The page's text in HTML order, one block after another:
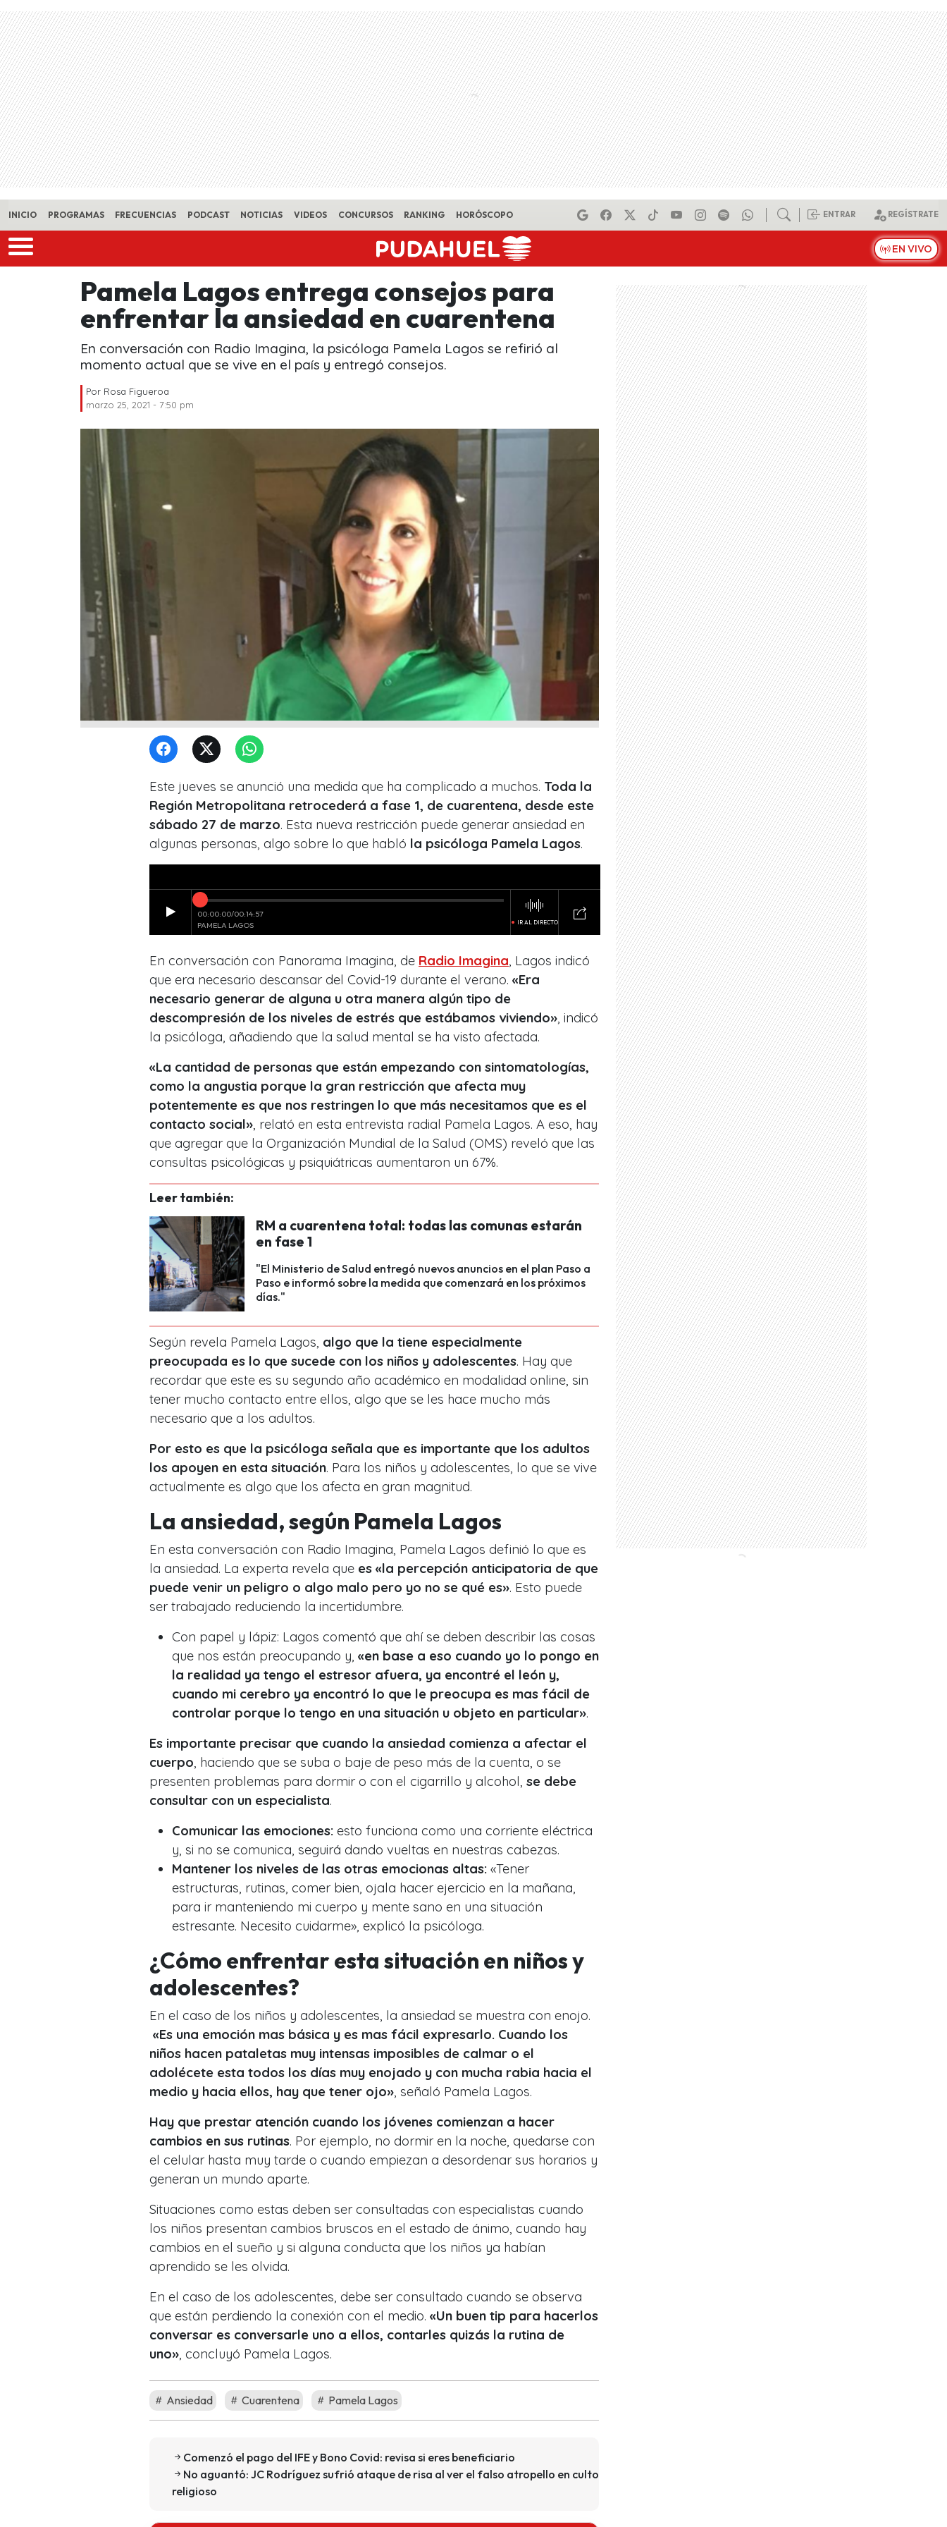
Skip to main content
INICIO PROGRAMAS FRECUENCIAS PODCAST NOTICIAS VIDEOS CONCURSOS RANKING HORÓSCOPO ENTRAR REGÍSTRATE
EN VIVO
Pamela Lagos entrega consejos para
enfrentar la ansiedad en cuarentena
En conversación con Radio Imagina, la psicóloga Pamela Lagos se refirió al
momento actual que se vive en el país y entregó consejos.
Por Rosa Figueroa
marzo 25, 2021 - 7:50 pm
Este jueves se anunció una medida que ha complicado a muchos. Toda la
Región Metropolitana retrocederá a fase 1, de cuarentena, desde este
sábado 27 de marzo. Esta nueva restricción puede generar ansiedad en
algunas personas, algo sobre lo que habló la psicóloga Pamela Lagos.
En conversación con Panorama Imagina, de Radio Imagina , Lagos indicó
que era necesario descansar del Covid-19 durante el verano. «Era
necesario generar de alguna u otra manera algún tipo de
descompresión de los niveles de estrés que estábamos viviendo» , indicó
la psicóloga, añadiendo que la salud mental se ha visto afectada.
«La cantidad de personas que están empezando con sintomatologías,
como la angustia porque la gran restricción que afecta muy
potentemente es que nos restringen lo que más necesitamos que es el
contacto social» , relató en esta entrevista radial Pamela Lagos. A eso, hay
que agregar que la Organización Mundial de la Salud (OMS) reveló que las
consultas psicológicas y psiquiátricas aumentaron un 67%.
Leer también:
RM a cuarentena total: todas las comunas estarán
en fase 1
"El Ministerio de Salud entregó nuevos anuncios en el plan Paso a
Paso e informó sobre la medida que comenzará en los próximos
días."
Según revela Pamela Lagos, algo que la tiene especialmente
preocupada es lo que sucede con los niños y adolescentes. Hay que
recordar que este es su segundo año académico en modalidad online, sin
tener mucho contacto entre ellos, algo que se les hace mucho más
necesario que a los adultos.
Por esto es que la psicóloga señala que es importante que los adultos
los apoyen en esta situación. Para los niños y adolescentes, lo que se vive
actualmente es algo que los afecta en gran magnitud.
La ansiedad, según Pamela Lagos
En esta conversación con Radio Imagina, Pamela Lagos definió lo que es
la ansiedad. La experta revela que es «la percepción anticipatoria de que
puede venir un peligro o algo malo pero yo no se qué es». Esto puede
ser trabajado reduciendo la incertidumbre.
Con papel y lápiz: Lagos comentó que ahí se deben describir las cosas
que nos están preocupando y, «en base a eso cuando yo lo pongo en
la realidad ya tengo el estresor afuera, ya encontré el león y,
cuando mi cerebro ya encontró lo que le preocupa es mas fácil de
controlar porque lo tengo en una situación u objeto en particular».
Es importante precisar que cuando la ansiedad comienza a afectar el
cuerpo , haciendo que se suba o baje de peso más de la cuenta, o se
presenten problemas para dormir o con el cigarrillo y alcohol, se debe
consultar con un especialista.
Comunicar las emociones: esto funciona como una corriente eléctrica
y, si no se comunica, seguirá dando vueltas en nuestras cabezas.
Mantener los niveles de las otras emocionas altas: «Tener
estructuras, rutinas, comer bien, ojala hacer ejercicio en la mañana,
para ir manteniendo mi cuerpo y mente sano en una situación
estresante. Necesito cuidarme», explicó la psicóloga.
¿Cómo enfrentar esta situación en niños y
adolescentes?
En el caso de los niños y adolescentes, la ansiedad se muestra con enojo.
«Es una emoción mas básica y es mas fácil expresarlo. Cuando los
niños hacen pataletas muy intensas imposibles de calmar o el
adolécete esta todos los días muy enojado y con mucha rabia hacia el
medio y hacia ellos, hay que tener ojo» , señaló Pamela Lagos.
Hay que prestar atención cuando los jóvenes comienzan a hacer
cambios en sus rutinas. Por ejemplo, no dormir en la noche, quedarse con
el celular hasta muy tarde o cuando empiezan a desordenar sus horarios y
generan un mundo aparte.
Situaciones como estas deben ser consultadas con especialistas cuando
los niños presentan cambios bruscos en el estado de ánimo, cuando hay
cambios en el sueño y si alguna conducta que los niños ya habían
aprendido se les olvida.
En el caso de los adolescentes, debe ser consultado cuando se observa
que están perdiendo la conexión con el medio. «Un buen tip para hacerlos
conversar es conversarle uno a ellos, contarles quizás la rutina de
uno» , concluyó Pamela Lagos.
Ansiedad Cuarentena Pamela Lagos
Comenzó el pago del IFE y Bono Covid: revisa si eres beneficiario
No aguantó: JC Rodríguez sufrió ataque de risa al ver el falso atropello en culto
religioso